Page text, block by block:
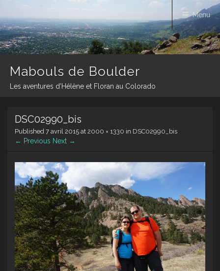
Mabouls de Boulder
Les aventures d'Hélène et Floran au Colorado
Menu
content
DSC02990_bis
Published 7 avril 2015 at 2000 × 1330 in DSC02990_bis
← Previous Next →